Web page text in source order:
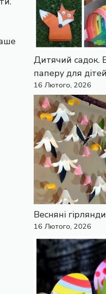
Дитячий садок.
паперу для дітей
16 Лютого, 2026
Весняні
16 Лютого, 2026